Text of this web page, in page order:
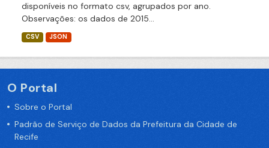
disponíveis no formato csv, agrupados por ano.
Observações: os dados de 2015...
CSV JSON
O Portal
Sobre o Portal
Padrão de Serviço de Dados da Prefeitura da Cidade de
Recife